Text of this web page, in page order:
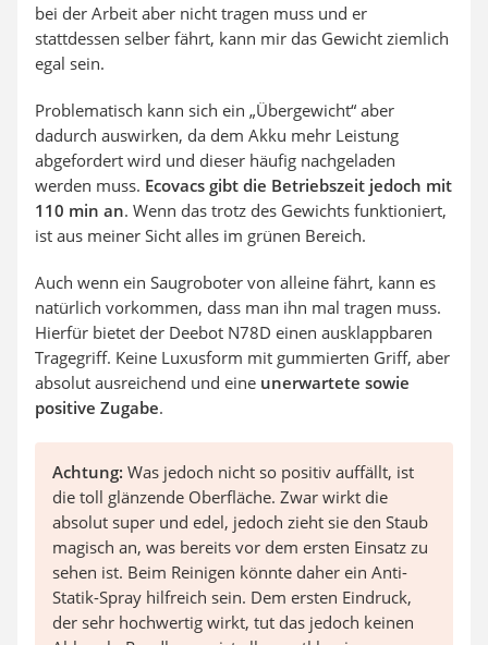
bei der Arbeit aber nicht tragen muss und er
stattdessen selber fährt, kann mir das Gewicht ziemlich
egal sein.
Problematisch kann sich ein „Übergewicht“ aber
dadurch auswirken, da dem Akku mehr Leistung
abgefordert wird und dieser häufig nachgeladen
werden muss. Ecovacs gibt die Betriebszeit jedoch mit
110 min an. Wenn das trotz des Gewichts funktioniert,
ist aus meiner Sicht alles im grünen Bereich.
Auch wenn ein Saugroboter von alleine fährt, kann es
natürlich vorkommen, dass man ihn mal tragen muss.
Hierfür bietet der Deebot N78D einen ausklappbaren
Tragegriff. Keine Luxusform mit gummierten Griff, aber
absolut ausreichend und eine unerwartete sowie
positive Zugabe.
Achtung: Was jedoch nicht so positiv auffällt, ist
die toll glänzende Oberfläche. Zwar wirkt die
absolut super und edel, jedoch zieht sie den Staub
magisch an, was bereits vor dem ersten Einsatz zu
sehen ist. Beim Reinigen könnte daher ein Anti-
Statik-Spray hilfreich sein. Dem ersten Eindruck,
der sehr hochwertig wirkt, tut das jedoch keinen